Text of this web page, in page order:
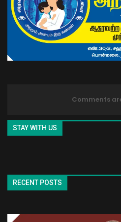
Comments
STAY WITH US
RECENT POSTS